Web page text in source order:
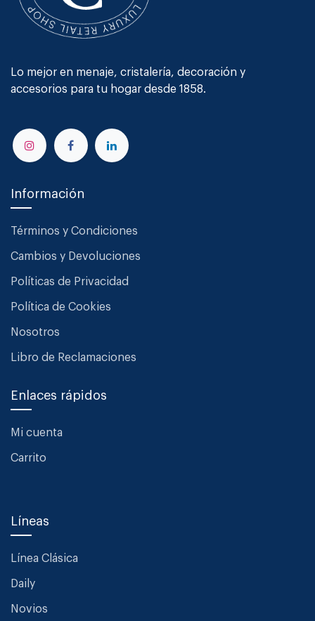
Lo mejor en menaje, cristalería, decoración y
accesorios para tu hogar desde 1858.
Información
Términos y Condiciones
Cambios y Devoluciones
Políticas de Privacidad
Política de Cookies
Nosotros
Libro de Reclamaciones
Enlaces rápidos
Mi cuenta
Carrito
Líneas
Línea Clásica
Daily
Novios